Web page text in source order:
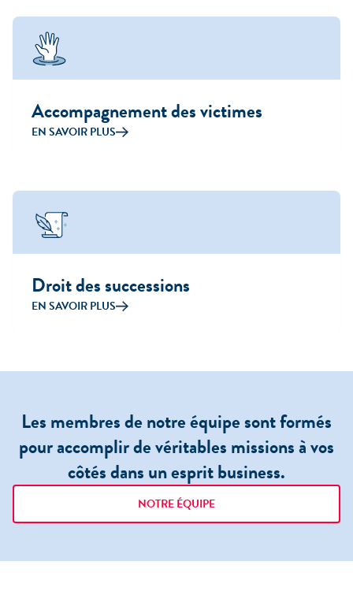
Accompagnement des victimes
EN SAVOIR PLUS
Droit des successions
EN SAVOIR PLUS
Les membres de notre équipe sont formés
pouraccomplir de véritables missionsà vos
côtés dans un esprit business.
NOTRE ÉQUIPE